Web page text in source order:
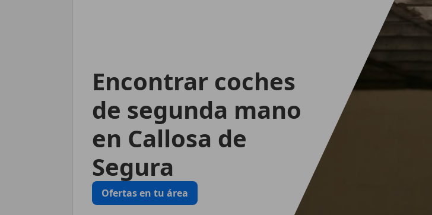
Encontrar coches
de segunda mano
en Callosa de
Segura
Ofertas en tu área